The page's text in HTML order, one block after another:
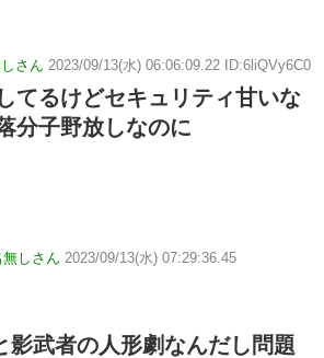
さん 2023/09/13(水) 06:06:09.22 ID:6liQVy6C0
てるけどセキュリティ甘いな
分子野放しなのに
しさん 2023/09/13(水) 07:29:36.45
影武者の人形劇なんだし問題